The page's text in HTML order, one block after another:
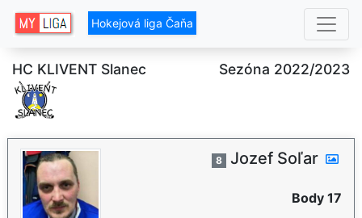
Hokejová liga Čaňa
HC KLIVENT Slanec Sezóna 2022/2023
8 Jozef Soľar
Body 17